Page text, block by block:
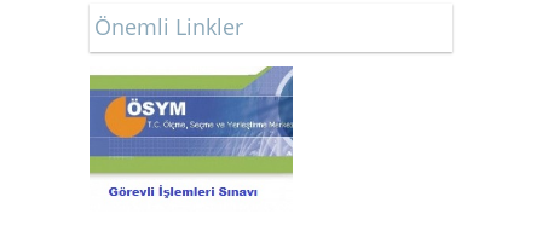
Önemli Linkler